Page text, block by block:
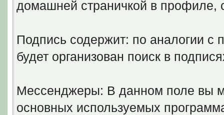
домашней страничкой в
Подпись содержит: по аналогии с
будет организован поиск в
Мессенджеры: В данном поле вы
основных используемых